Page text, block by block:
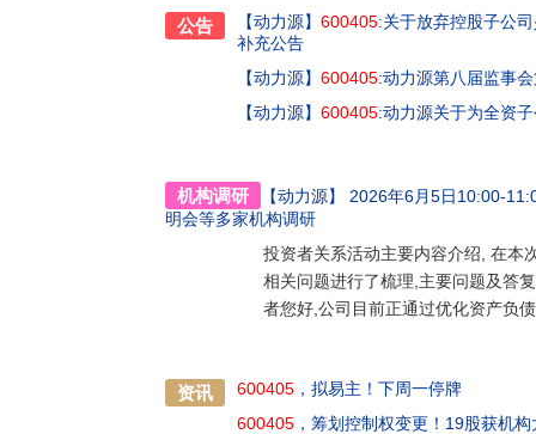
公告 【动力源】 600405:关于放弃控股子公
补充公告
【动力源】 600405:动力源第八届监事
【动力源】 600405:动力源关于为全资
机构调研 【动力源】
2026年6月5日10:00-
明会等多家机构调研
投资者关系活动主要内容介绍, 在本
相关问题进行了梳理,主要问题及答
者您好,公司目前正通过优化资产负
资讯 600405 ，拟易主！下周一停牌
600405 ，筹划控制权变更！19股获机